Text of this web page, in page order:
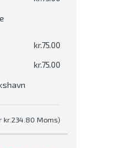
kr.75.00
kr.75.00
kr.234.80 Moms)